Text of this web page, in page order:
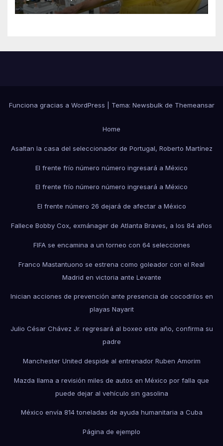
que le harán en Veracruz
Funciona gracias a WordPress Tema: Newsbulkde Themeansar
Home
Asaltan la casa del seleccionador de Portugal, Roberto Martínez
El frente frío número número ingresará a México
El frente frío número número ingresará a México
El frente número 26 dejará de afectar a México
Fallece Bobby Cox, exmánager de Atlanta Braves, a los 84 años
FIFA se encamina a un torneo con 64 selecciones
Franco Mastantuono se estrena como goleador con el Real
Madrid en victoria ante Levante
Inician acciones de prevención ante presencia de cocodrilos en
playas Nayarit
Julio César Chávez Jr. regresará al boxeo este año, confirma su
padre
Manchester United despide al entrenador Ruben Amorim
Mazda llama a revisión miles de autos en México por falla que
puede dejar al vehículo sin gasolina
México envía 814 toneladas de ayuda humanitaria a Cuba
Página de ejemplo